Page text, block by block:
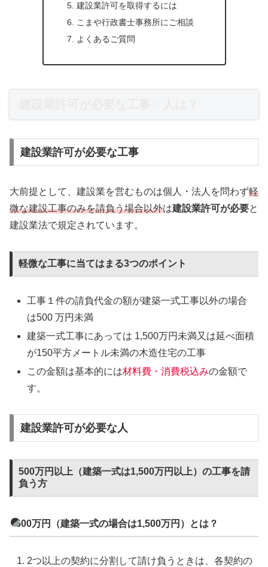
建設業許可を取得するには
こまや行政書士事務所にご相談
よくあるご質問
建設業許可が必要な工事
大前提として、建設業を営むものは個人・法人を問わず軽
微な建設工事のみを請負う場合以外は建設業許可が必要と
建設業法で規定されています。
軽微な工事に当てはまる3つのポイント
工事１件の請負代金の額が建築一式工事以外の場合
は500 万円未満
建築一式工事にあっては 1,500万円未満又は延べ面積
が150平方メートル未満の木造住宅の工事
この金額は基本的には材料費・消費税込みの金額で
す。
建設業許可が必要な人
500万円以上（建築一式は1,500万円以上）の工事を請
負う方
500万円（建築一式の場合は1,500万円）とは？
2つ以上の契約に分割して請け負うときは、各契約の